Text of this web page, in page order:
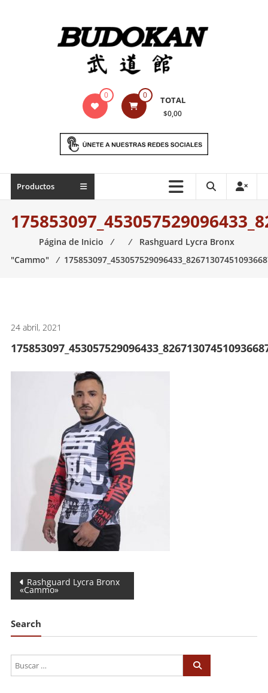
Indumentaria
marciales
Todo
necesario
para
las
0 0 TOTAL
$0,00
Productos
Página de Inicio ⁄ ⁄
Rashguard Lycra Bronx
"Cammo"
⁄
24 abril, 2021
Navegación
de
entradas
Rashguard Lycra Bronx
«Cammo»
Search